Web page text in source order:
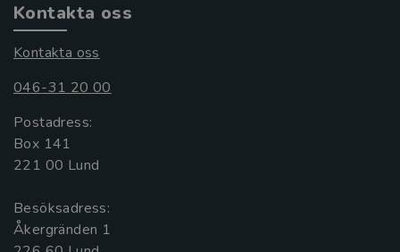
Kontakta oss
Kontakta oss
046-31 20 00
Postadress:
Box 141
221 00 Lund
Besöksadress:
Åkergränden 1